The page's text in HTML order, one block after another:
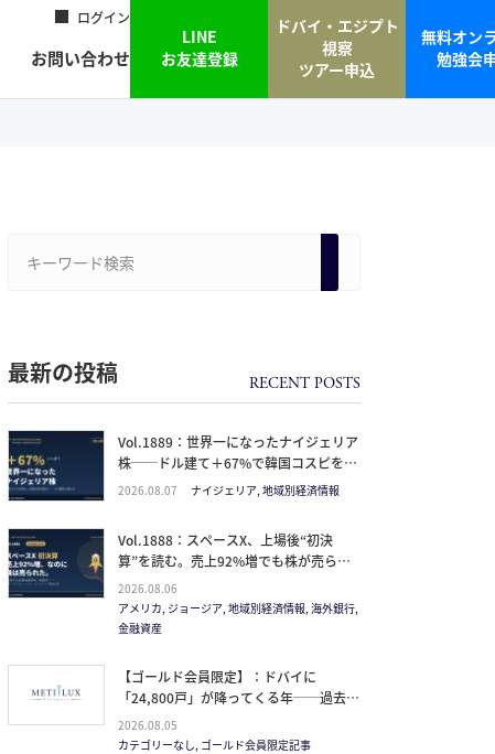
ログイン
お問い合わせ
LINE
お友達登録
ドバイ・エジプト
視察
ツアー申込
無料オン
勉強会
最新の投稿
Vol.1889：世界一になったナイジェリア
株──ドル建て＋67%で韓国コスピを抜
いた理由と、日本人の乗り方
2026.08.07 ナイジェリア, 地域別経済情報
Vol.1888：スペースX、上場後“初決
算”を読む。売上92%増でも株が売られ
た本当の理由と、1.5兆ドル企業の買い
方。
2026.08.06
アメリカ, ジョージア, 地域別経済情報, 海外銀行,
金融資産
【ゴールド会員限定】：ドバイに
「24,800戸」が降ってくる年──過去
20年で最大の引き渡しラッシュと、ミサ
イルが崩した“安全神話”。2027年の供給
2026.08.05
カテゴリーなし, ゴールド会員限定記事